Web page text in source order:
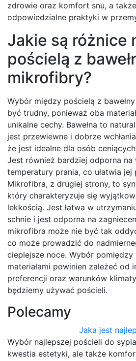
zdrowie oraz komfort snu, a
odpowiedzialne praktyki w
Jakie są różnice
pościelą z
mikrofibry?
Wybór między pościelą z
być trudny, ponieważ oba
unikalne cechy. Bawełna to
jest przewiewne i dobrze
że jest idealne dla osób
Jest również bardziej odporna na
temperatury prania, co ułatwia jej
Mikrofibra, z drugiej strony, to
który charakteryzuje się
lekkością. Jest łatwa w
schnie i jest odporna na
mikrofibra może nie być tak
co może prowadzić do
cieplejsze noce. Wybór
materiałami powinien zależeć od
preferencji oraz warunków
będziemy używać pościeli.
Polecamy
Jaka jest
Wybór najlepszej pościeli do
kwestia estetyki, ale także